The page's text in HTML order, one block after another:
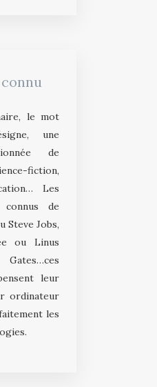
le mot
une
de
fiction,
Les
de
Steve Jobs,
ou Linus
leur
ordinateur
les